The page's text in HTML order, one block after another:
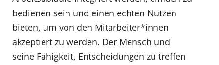
bedienen sein und einen echten Nutzen
bieten, um von den Mitarbeiter*innen
akzeptiert zu werden. Der Mensch und
seine Fähigkeit, Entscheidungen zu treffen